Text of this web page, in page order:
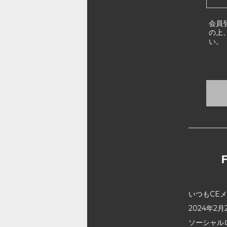
会員
の上
い。
いつもCE
2024年2月
ソーシャ